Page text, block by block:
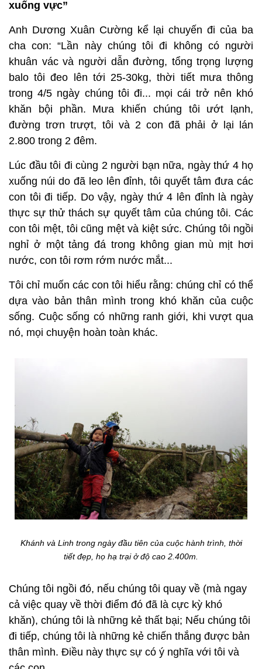
xuống vực”
Anh Dương Xuân Cường kể lại chuyến đi của ba
cha con: “Lần này chúng tôi đi không có người
khuân vác và người dẫn đường, tổng trọng lượng
balo tôi đeo lên tới 25-30kg, thời tiết mưa thông
trong 4/5 ngày chúng tôi đi... mọi cái trở nên khó
khăn bội phần. Mưa khiến chúng tôi ướt lạnh,
đường trơn trượt, tôi và 2 con đã phải ở lại lán
2.800 trong 2 đêm.
Lúc đầu tôi đi cùng 2 người bạn nữa, ngày thứ 4 họ
xuống núi do đã leo lên đỉnh, tôi quyết tâm đưa các
con tôi đi tiếp. Do vậy, ngày thứ 4 lên đỉnh là ngày
thực sự thử thách sự quyết tâm của chúng tôi. Các
con tôi mệt, tôi cũng mệt và kiệt sức. Chúng tôi ngồi
nghỉ ở một tảng đá trong không gian mù mịt hơi
nước, con tôi rơm rớm nước mắt...
Tôi chỉ muốn các con tôi hiểu rằng: chúng chỉ có thể
dựa vào bản thân mình trong khó khăn của cuộc
sống. Cuộc sống có những ranh giới, khi vượt qua
nó, mọi chuyện hoàn toàn khác.
Khánh và Linh trong ngày đầu tiên của cuộc hành trình, thời
tiết đẹp, họ hạ trại ở độ cao 2.400m.
Chúng tôi ngồi đó, nếu chúng tôi quay về (mà ngay
cả việc quay về thời điểm đó đã là cực kỳ khó
khăn), chúng tôi là những kẻ thất bại; Nếu chúng tôi
đi tiếp, chúng tôi là những kẻ chiến thắng được bản
thân mình. Điều này thực sự có ý nghĩa với tôi và